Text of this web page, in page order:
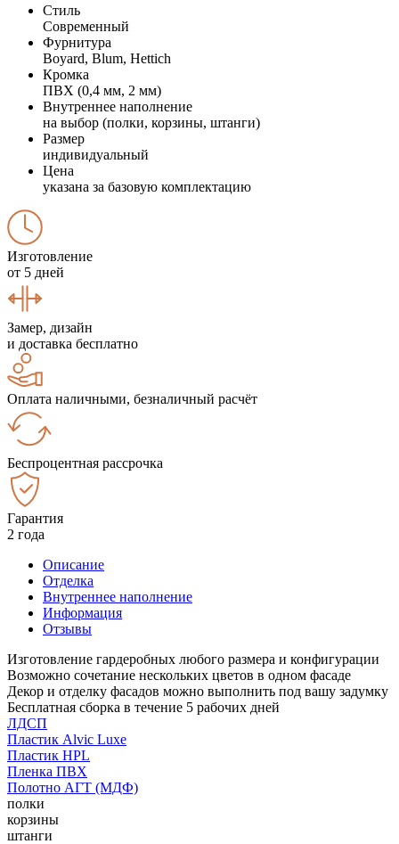
Стиль
Современный
Фурнитура
Boyard, Blum, Hettich
Кромка
ПВХ (0,4 мм, 2 мм)
Внутреннее наполнение
на выбор (полки, корзины, штанги)
Размер
индивидуальный
Цена
указана за базовую комплектацию
Изготовление
от 5 дней
Замер, дизайн
и доставка бесплатно
Оплата наличными, безналичный расчёт
Беспроцентная рассрочка
Гарантия
2 года
Описание
Отделка
Внутреннее наполнение
Информация
Отзывы
Изготовление гардеробных любого размера и конфигурации
Возможно сочетание нескольких цветов в одном фасаде
Декор и отделку фасадов можно выполнить под вашу задумку
Бесплатная сборка в течение 5 рабочих дней
ЛДСП
Пластик Alvic Luxe
Пластик HPL
Пленка ПВХ
Полотно АГТ (МДФ)
полки
корзины
штанги